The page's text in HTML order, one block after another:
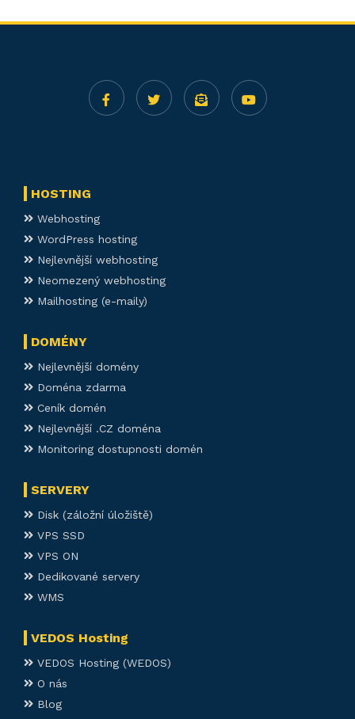
HOSTING
Webhosting
WordPress hosting
Nejlevnější webhosting
Neomezený webhosting
Mailhosting (e-maily)
DOMÉNY
Nejlevnější domény
Doména zdarma
Ceník domén
Nejlevnější .CZ doména
Monitoring dostupnosti domén
SERVERY
Disk (záložní úložiště)
VPS SSD
VPS ON
Dedikované servery
WMS
VEDOS Hosting
VEDOS Hosting (WEDOS)
O nás
Blog